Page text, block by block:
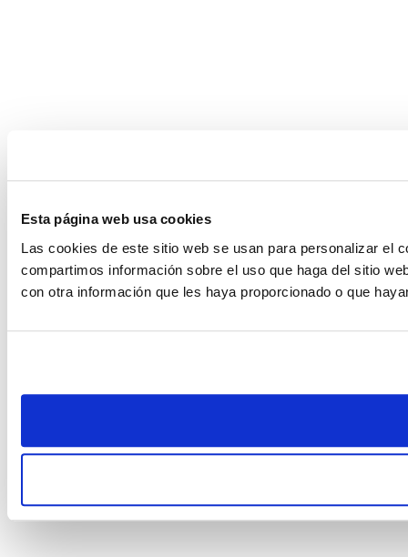
Esta página web usa cookies
Las cookies de este sitio web se usan para personalizar el
compartimos información sobre el uso que haga del sitio
con otra información que les haya proporcionado o que